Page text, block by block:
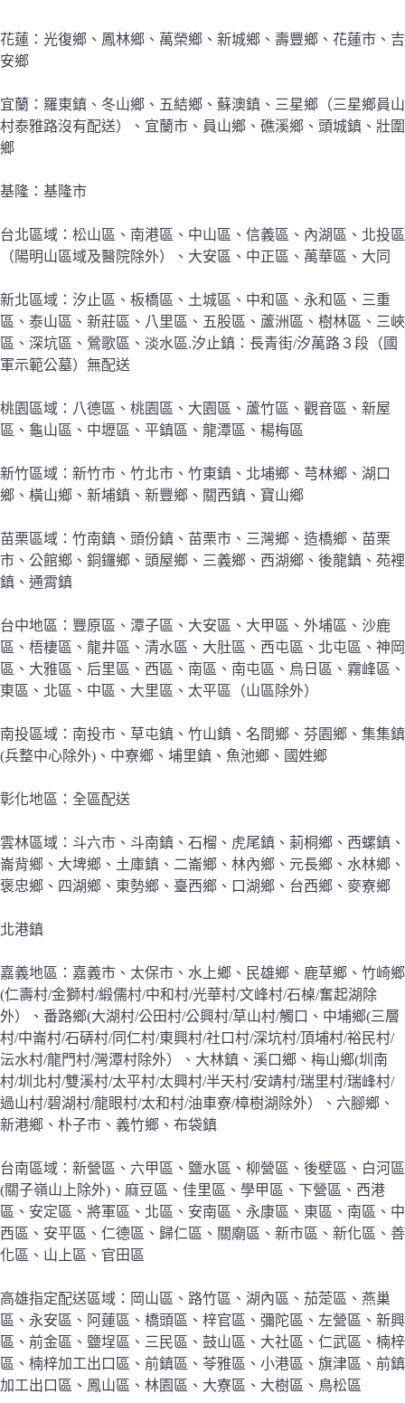
花蓮：光復鄉、鳳林鄉、萬榮鄉、新城鄉、壽豐鄉、花蓮市、吉
安鄉
宜蘭：羅東鎮、冬山鄉、五結鄉、蘇澳鎮、三星鄉（三星鄉員山
村泰雅路沒有配送）、宜蘭市、員山鄉、礁溪鄉、頭城鎮、壯圍
鄉
基隆：基隆市
台北區域：松山區、南港區、中山區、信義區、內湖區、北投區
（陽明山區域及醫院除外）、大安區、中正區、萬華區、大同
新北區域：汐止區、板橋區、土城區、中和區、永和區、三重
區、泰山區、新莊區、八里區、五股區、蘆洲區、樹林區、三峽
區、深坑區、鶯歌區、淡水區.汐止鎮：長青街/汐萬路３段（國
軍示範公墓）無配送
桃園區域：八德區、桃園區、大園區、蘆竹區、觀音區、新屋
區、龜山區、中壢區、平鎮區、龍潭區、楊梅區
新竹區域：新竹市、竹北市、竹東鎮、北埔鄉、芎林鄉、湖口
鄉、橫山鄉、新埔鎮、新豐鄉、關西鎮、寶山鄉
苗栗區域：竹南鎮、頭份鎮、苗栗市、三灣鄉、造橋鄉、苗栗
市、公館鄉、銅鑼鄉、頭屋鄉、三義鄉、西湖鄉、後龍鎮、苑裡
鎮、通霄鎮
台中地區：豐原區、潭子區、大安區、大甲區、外埔區、沙鹿
區、梧棲區、龍井區、清水區、大肚區、西屯區、北屯區、神岡
區、大雅區、后里區、西區、南區、南屯區、烏日區、霧峰區、
東區、北區、中區、大里區、太平區（山區除外）
南投區域：南投市、草屯鎮、竹山鎮、名間鄉、芬園鄉、集集鎮
(兵整中心除外)、中寮鄉、埔里鎮、魚池鄉、國姓鄉
彰化地區：全區配送
雲林區域：斗六市、斗南鎮、石榴、虎尾鎮、莿桐鄉、西螺鎮、
崙背鄉、大埤鄉、土庫鎮、二崙鄉、林內鄉、元長鄉、水林鄉、
褒忠鄉、四湖鄉、東勢鄉、臺西鄉、口湖鄉、台西鄉、麥寮鄉
北港鎮
嘉義地區：嘉義市、太保市、水上鄉、民雄鄉、鹿草鄉、竹崎鄉
(仁壽村/金獅村/緞儒村/中和村/光華村/文峰村/石槕/奮起湖除
外）、番路鄉(大湖村/公田村/公興村/草山村/觸口、中埔鄉(三層
村/中崙村/石硦村/同仁村/東興村/社口村/深坑村/頂埔村/裕民村/
沄水村/龍門村/灣潭村除外）、大林鎮、溪口鄉、梅山鄉(圳南
村/圳北村/雙溪村/太平村/太興村/半天村/安靖村/瑞里村/瑞峰村/
過山村/碧湖村/龍眼村/太和村/油車寮/樟樹湖除外）、六腳鄉、
新港鄉、朴子市、義竹鄉、布袋鎮
台南區域：新營區、六甲區、鹽水區、柳營區、後壁區、白河區
(關子嶺山上除外)、麻豆區、佳里區、學甲區、下營區、西港
區、安定區、將軍區、北區、安南區、永康區、東區、南區、中
西區、安平區、仁德區、歸仁區、關廟區、新市區、新化區、善
化區、山上區、官田區
高雄指定配送區域：岡山區、路竹區、湖內區、茄萣區、燕巢
區、永安區、阿蓮區、橋頭區、梓官區、彌陀區、左營區、新興
區、前金區、鹽埕區、三民區、鼓山區、大社區、仁武區、楠梓
區、楠梓加工出口區、前鎮區、苓雅區、小港區、旗津區、前鎮
加工出口區、鳳山區、林園區、大寮區、大樹區、鳥松區